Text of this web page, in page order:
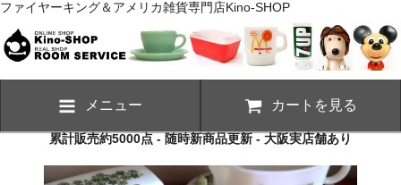
ファイヤーキング＆アメリカ雑貨専門店Kino-SHOP
メニュー カートを見る
累計販売約5000点 - 随時新商品更新 - 大阪実店舗あり